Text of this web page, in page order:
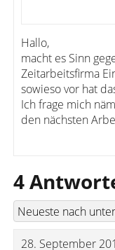
Hallo,
macht es Sinn
Zeitarbeitsfirma
sowieso vor hat
Ich frage mich
den nächsten
4
28. September